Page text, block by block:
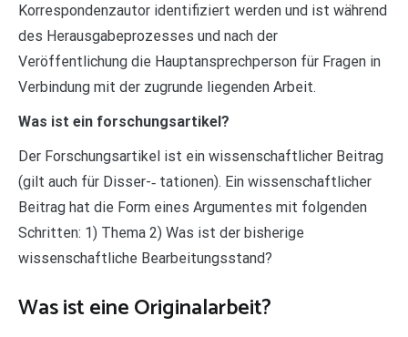
Korrespondenzautor identifiziert werden und ist während
des Herausgabeprozesses und nach der
Veröffentlichung die Hauptansprechperson für Fragen in
Verbindung mit der zugrunde liegenden Arbeit.
Was ist ein forschungsartikel?
Der Forschungsartikel ist ein wissenschaftlicher Beitrag
(gilt auch für Disser-‐ tationen). Ein wissenschaftlicher
Beitrag hat die Form eines Argumentes mit folgenden
Schritten: 1) Thema 2) Was ist der bisherige
wissenschaftliche Bearbeitungsstand?
Was ist eine Originalarbeit?